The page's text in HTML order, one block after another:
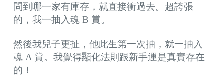
問到哪一家有庫存，就直接衝過去。超誇張
的，我一抽入魂 B 賞。
然後我兒子更扯，他此生第一次抽，就一抽入
魂 A 賞。我覺得顯化法則跟新手運是真實存在
的！」